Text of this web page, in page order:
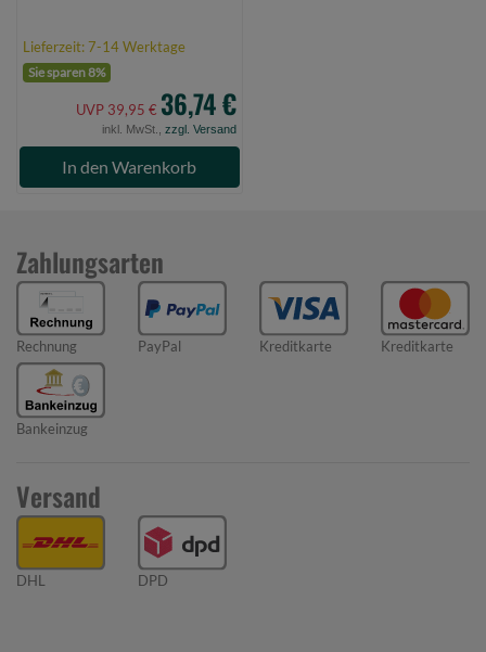
Lieferzeit: 7-14 Werktage
Sie sparen 8%
UVP 39,95 € 36,74 €
inkl. MwSt., zzgl. Versand
In den Warenkorb
Zahlungsarten
Rechnung PayPal Kreditkarte Kreditkarte
Bankeinzug
Versand
DHL DPD